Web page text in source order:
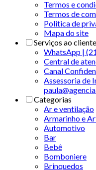
Termos e
Termos de
Politica de
Mapa do site
Serviços ao cliente
WhatsApp |
Central de
Canal
Assessoria de
Categorias
Ar e ventilação
Armarinho e
Automotivo
Bar
Bebê
Bomboniere
Brinquedos